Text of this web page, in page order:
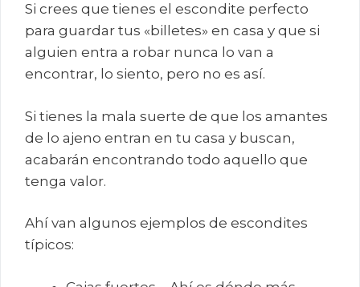
Si crees que tienes el escondite perfecto
para guardar tus «billetes» en casa y que si
alguien entra a robar nunca lo van a
encontrar, lo siento, pero no es así.
Si tienes la mala suerte de que los amantes
de lo ajeno entran en tu casa y buscan,
acabarán encontrando todo aquello que
tenga valor.
Ahí van algunos ejemplos de escondites
típicos: